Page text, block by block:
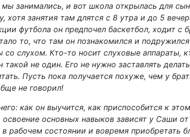
мы занимались, и вот школа открылась для
хотя занятия там длятся с 8 утра и до 5
футбола он предпочел баскетбол, ходит с
то, что там он познакомился и
слухом. Кто-то носит слуховые аппараты,
не один. Его не нужно заставлять
Пусть пока получается похуже, чем у
не говорил!
как он выучится, как приспособится к
основных навыков зависят у Саши
рабочем состоянии и вовремя приобретать